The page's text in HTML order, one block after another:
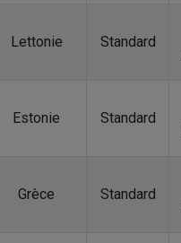
Lettonie Standard
Estonie Standard
Grèce Standard